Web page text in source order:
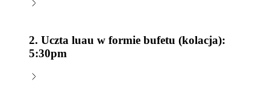
2. Uczta luau w formie bufetu (kolacja):
5:30pm